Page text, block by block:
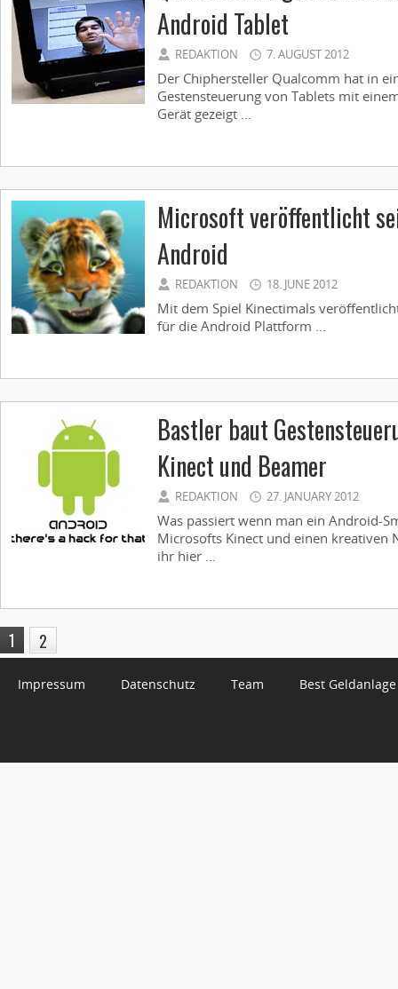
Android Tablet
REDAKTION 7. AUGUST 2012
Der Chiphersteller Qualcomm hat in
Gestensteuerung von Tablets mit
Gerät gezeigt ...
Microsoft veröffentlicht
Android
REDAKTION 18. JUNE 2012
Mit dem Spiel Kinectimals
für die Android Plattform ...
Bastler baut
Kinect und Beamer
REDAKTION 27. JANUARY 2012
Was passiert wenn man ein Android-
Microsofts Kinect und einen kreativen
ihr hier ...
1 2
Impressum Datenschutz Team Best Geldanlage